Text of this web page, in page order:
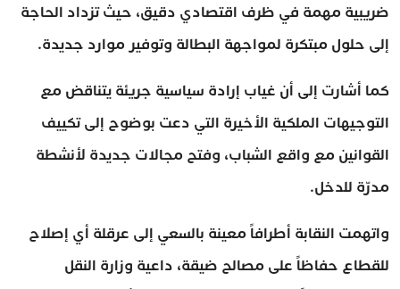
ضريبية مهمة في ظرف اقتصادي دقيق، حيث تزداد الحاجة
إلى حلول مبتكرة لمواجهة البطالة وتوفير موارد جديدة.
كما أشارت إلى أن غياب إرادة سياسية جريئة يتناقض مع
التوجيهات الملكية الأخيرة التي دعت بوضوح إلى تكييف
القوانين مع واقع الشباب، وفتح مجالات جديدة لأنشطة
مدرّة للدخل.
واتهمت النقابة أطرافاً معينة بالسعي إلى عرقلة أي إصلاح
للقطاع حفاظاً على مصالح ضيقة، داعية وزارة النقل